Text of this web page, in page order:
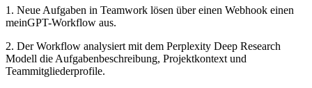
1. Neue Aufgaben in Teamwork lösen über einen Webhook einen
meinGPT-Workflow aus.
2. Der Workflow analysiert mit dem Perplexity Deep Research
Modell die Aufgabenbeschreibung, Projektkontext und
Teammitgliederprofile.